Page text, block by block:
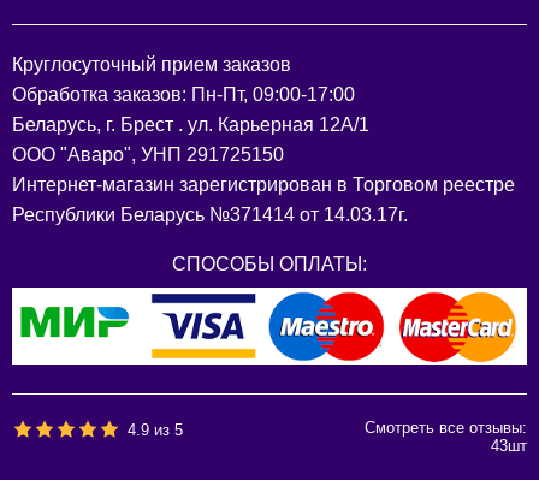
Круглосуточный прием заказов
Обработка заказов: Пн-Пт, 09:00-17:00
Беларусь, г. Брест . ул. Карьерная 12А/1
ООО "Аваро", УНП 291725150
Интернет-магазин зарегистрирован в Торговом реестре
Республики Беларусь №371414 от 14.03.17г.
СПОСОБЫ ОПЛАТЫ:
4.9 из5
Смотреть все отзывы:
43шт